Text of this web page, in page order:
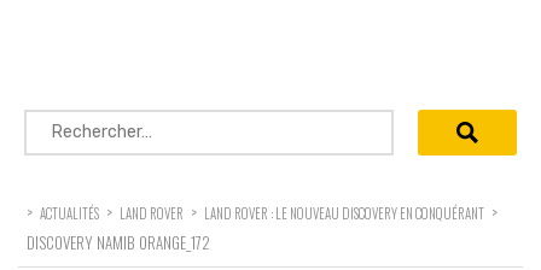
Rechercher :
> ACTUALITÉS > LAND ROVER > LAND ROVER : LE NOUVEAU DISCOVERY EN CONQUÉRANT >
DISCOVERY NAMIB ORANGE_172